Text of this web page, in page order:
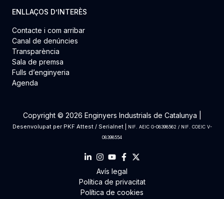
ENLLAÇOS D’INTERÈS
Contacte i com arribar
Canal de denúncies
Transparència
Sala de premsa
Fulls d’enginyeria
Agenda
Copyright © 2026 Enginyers Industrials de Catalunya |
Desenvolupat per PKF Attest/ Serialnet|
NIF. AEIC G-08398562 / NIF. COEIC V-
08398554
Avís legal
Política de privacitat
Política de cookies